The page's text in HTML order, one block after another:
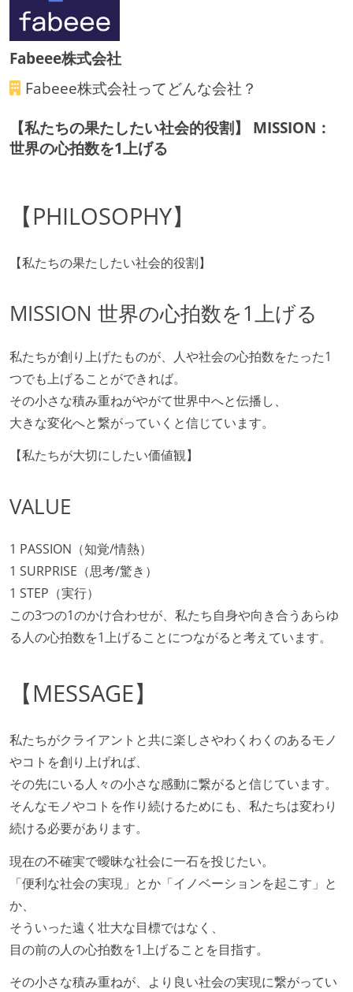
Fabeee株式会社
Fabeee株式会社ってどんな会社？
【私たちの果たしたい社会的役割】 MISSION：
世界の心拍数を1上げる
【PHILOSOPHY】
【私たちの果たしたい社会的役割】
MISSION 世界の心拍数を1上げる
私たちが創り上げたものが、人や社会の心拍数をたった1
つでも上げることができれば。
その小さな積み重ねがやがて世界中へと伝播し、
大きな変化へと繋がっていくと信じています。
【私たちが大切にしたい価値観】
VALUE
1 PASSION（知覚/情熱）
1 SURPRISE（思考/驚き）
1 STEP（実行）
この3つの1のかけ合わせが、私たち自身や向き合うあらゆ
る人の心拍数を1上げることにつながると考えています。
【MESSAGE】
私たちがクライアントと共に楽しさやわくわくのあるモノ
やコトを創り上げれば、
その先にいる人々の小さな感動に繋がると信じています。
そんなモノやコトを作り続けるためにも、私たちは変わり
続ける必要があります。
現在の不確実で曖昧な社会に一石を投じたい。
「便利な社会の実現」とか「イノベーションを起こす」と
か、
そういった遠く壮大な目標ではなく、
目の前の人の心拍数を1上げることを目指す。
その小さな積み重ねが、より良い社会の実現に繋がってい